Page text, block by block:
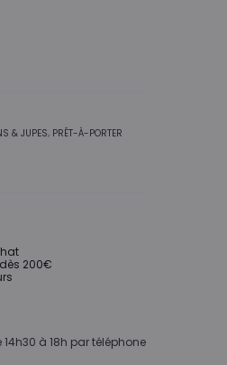
& JUPES, PRÊT-À-PORTER
200€
à 18h par téléphone